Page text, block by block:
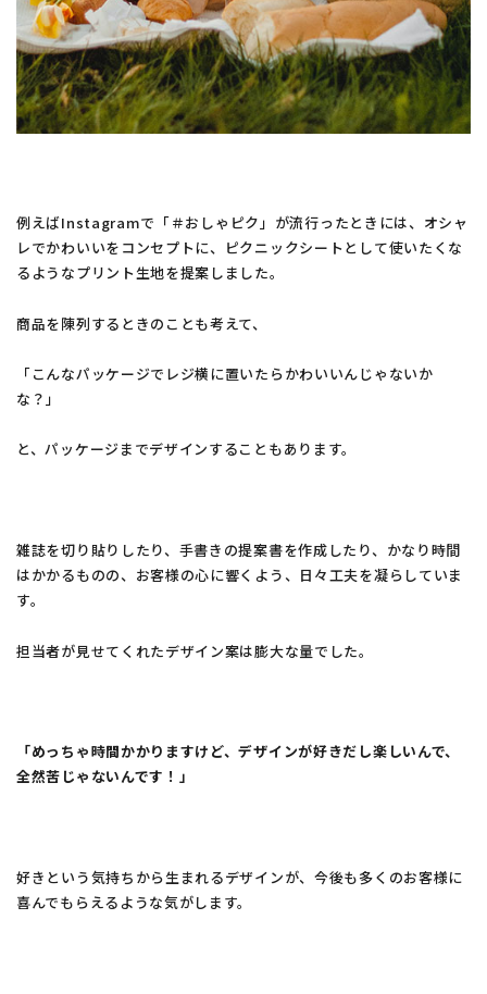
例えばInstagramで「＃おしゃピク」が流行ったときには、オシャ
レでかわいいをコンセプトに、ピクニックシートとして使いたくな
るようなプリント生地を提案しました。
商品を陳列するときのことも考えて、
「こんなパッケージでレジ横に置いたらかわいいんじゃないか
な？」
と、パッケージまでデザインすることもあります。
雑誌を切り貼りしたり、手書きの提案書を作成したり、かなり時間
はかかるものの、お客様の心に響くよう、日々工夫を凝らしていま
す。
担当者が見せてくれたデザイン案は膨大な量でした。
「めっちゃ時間かかりますけど、デザインが好きだし楽しいんで、
全然苦じゃないんです！」
好きという気持ちから生まれるデザインが、今後も多くのお客様に
喜んでもらえるような気がします。